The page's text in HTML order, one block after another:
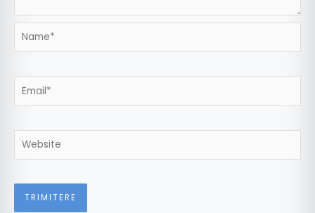
Name*
Email*
Website